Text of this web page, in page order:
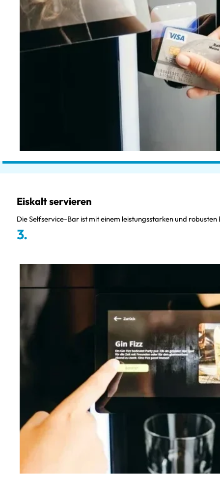
Eiskalt servieren
Die Selfservice-Bar ist mit einem leistungsstarken und
3.